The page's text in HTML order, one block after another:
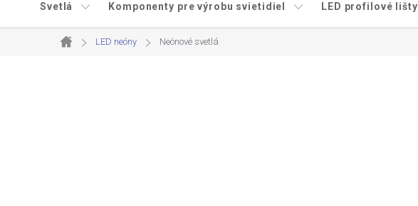
Svetlá Komponenty pre výrobu svietidiel LED profilové lišty
Domov
LED neóny Neónové svetlá